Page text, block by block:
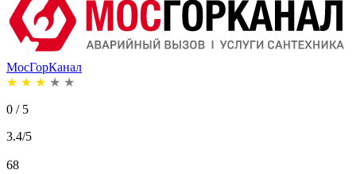
МосГорКанал
★ ★ ★ ★ ★
0 / 5
3.4/5
68